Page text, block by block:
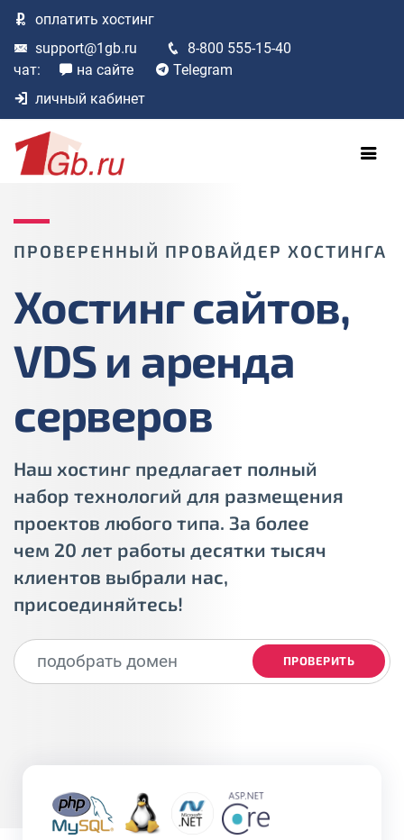
оплатить хостинг
support@1gb.ru
8-800 555-15-40
чат:
на сайте
Telegram
личный кабинет
ПРОВЕРЕННЫЙ ПРОВАЙДЕР ХОСТИНГА
Хостинг сайтов,
VDS и аренда
серверов
Наш хостинг предлагает полный
набор технологий для размещения
проектов любого типа. За более
чем 20 лет работы десятки тысяч
клиентов выбрали нас,
присоединяйтесь!
ПРОВЕРИТЬ